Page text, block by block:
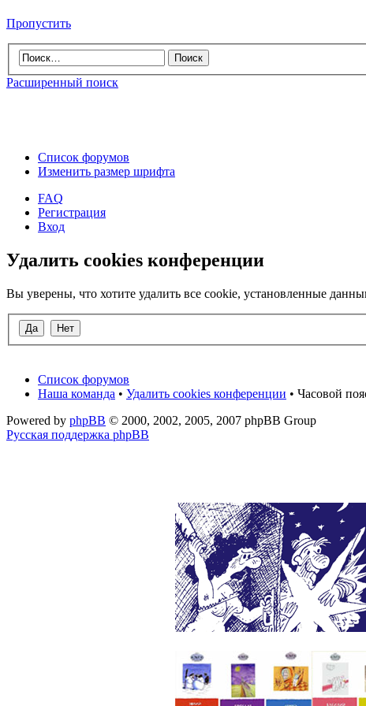
Пропустить
Расширенный поиск
Список форумов
Изменить размер шрифта
FAQ
Регистрация
Вход
Удалить cookies конференции
Вы уверены, что хотите удалить все cookie, установленные
Список форумов
Наша команда • Удалить cookies конференции • Часовой
Powered by phpBB © 2000, 2002, 2005, 2007 phpBB Group
Русская поддержка phpBB